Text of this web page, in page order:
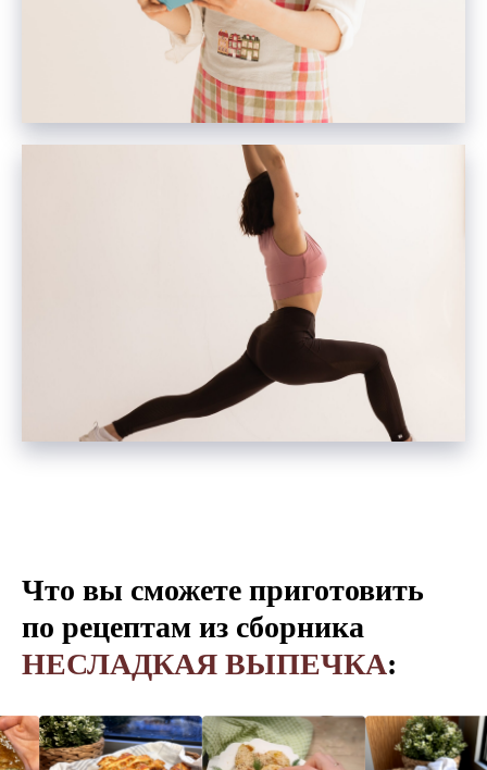
Что вы сможете приготовить
по рецептам из сборника
НЕСЛАДКАЯ ВЫПЕЧКА: